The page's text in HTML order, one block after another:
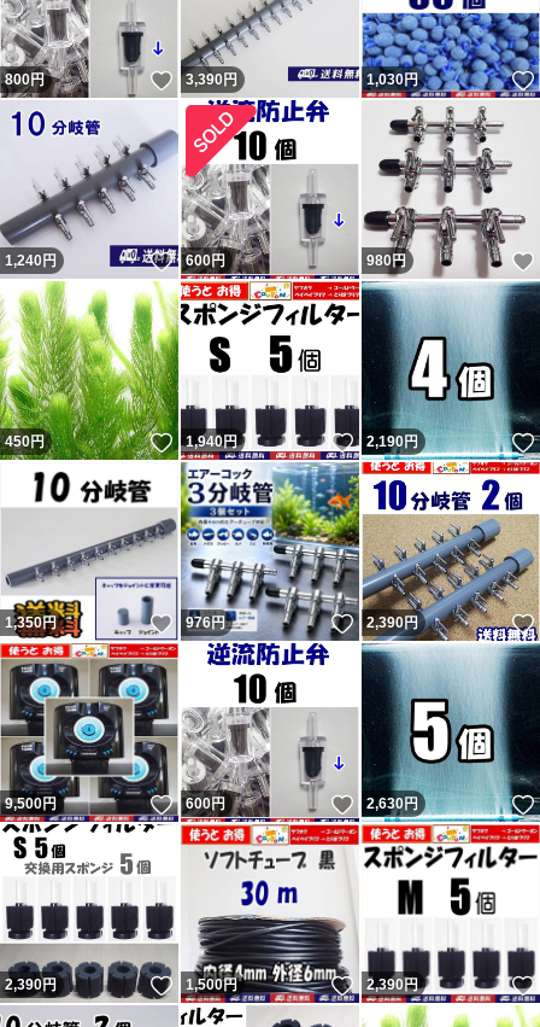
800円 いいね！
3,390円 1,030円
1,240円 いいね！
600円 980円
450円 いいね！
1,940円 いいね！
2,190円
1,350円 いいね！
976円 いいね！
2,390円
9,500円 いいね！
600円 いいね！
2,630円
2,390円 いいね！
1,500円 いいね！
2,390円